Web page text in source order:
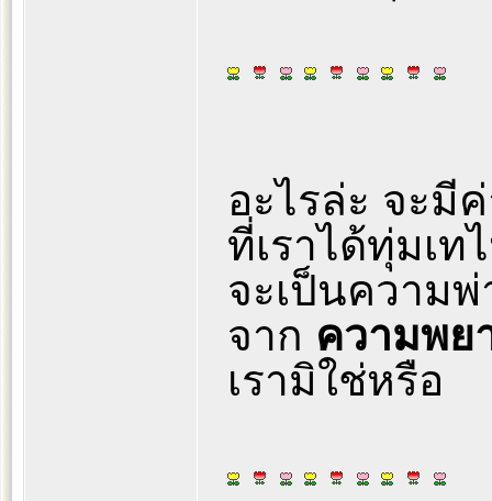
อะไรล่ะ จะมี
ที่เราได้ทุ่มเ
จะเป็นความ
จาก ความพย
เรามิใช่หรือ